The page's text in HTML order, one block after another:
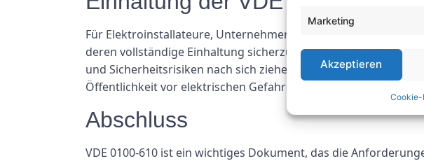
Marketing
Akzeptieren
Für Elektroinstallateure, Unternehmer und Planer ist es
deren vollständige Einhaltung sicherzustellen. Die
und Sicherheitsrisiken nach sich ziehen. Durch die Einhaltung
Öffentlichkeit vor elektrischen Gefahren schützen.
Abschluss
VDE 0100-610 ist ein wichtiges Dokument, das die